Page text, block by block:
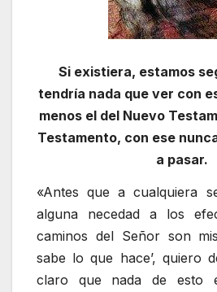
Si existiera, estamos
tendría nada que ver con
menos el del Nuevo
Testamento, con ese
a pasar.
«Antes que a cualquiera
alguna necedad a los
caminos del Señor son
sabe lo que hace’, quiero
claro que nada de esto